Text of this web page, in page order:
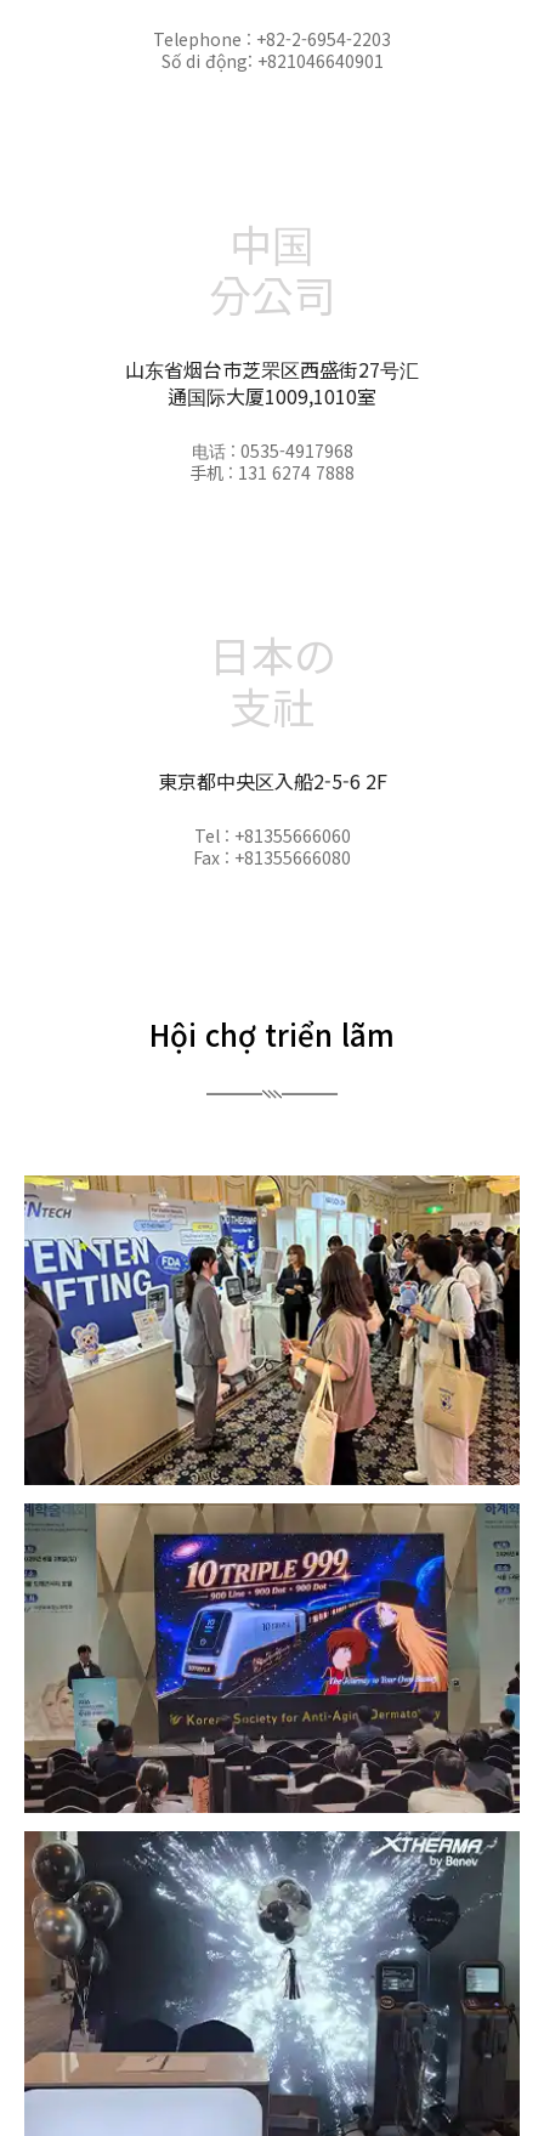
Telephone : +82-2-6954-2203
Số di động: +821046640901
中国
分公司
山东省烟台市芝罘区西盛街27号汇
通国际大厦1009,1010室
电话 : 0535-4917968
手机 : 131 6274 7888
日本の
支社
東京都中央区入船2-5-6 2F
Tel : +81355666060
Fax : +81355666080
Hội chợ triển lãm